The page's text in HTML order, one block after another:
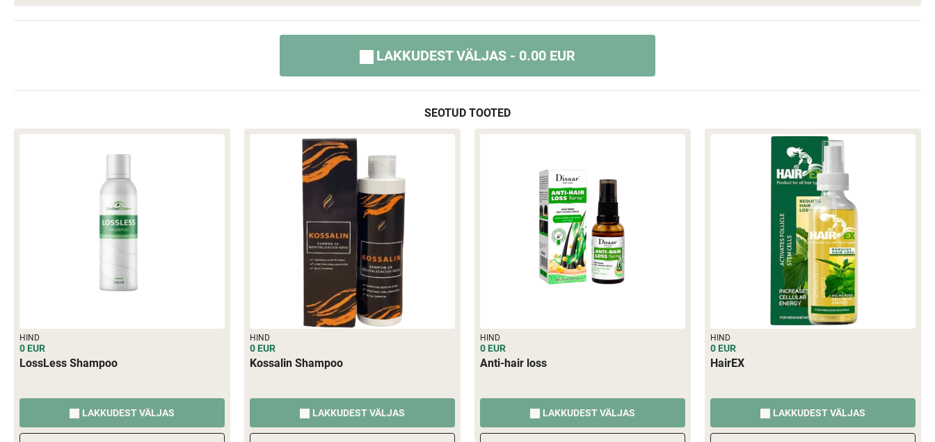
LAKKUDEST VÄLJAS - 0.00 EUR
SEOTUD TOOTED
HIND
0 EUR
LossLess Shampoo
LAKKUDEST VÄLJAS
HIND
0 EUR
Kossalin Shampoo
LAKKUDEST VÄLJAS
HIND
0 EUR
Anti-hair loss
LAKKUDEST VÄLJAS
HIND
0 EUR
HairEX
LAKKUDEST VÄLJAS